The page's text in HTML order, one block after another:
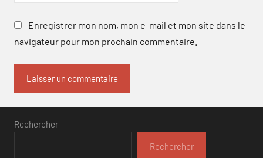
Enregistrer mon nom, mon e-mail et mon site dans le
navigateur pour mon prochain commentaire.
Rechercher
Rechercher